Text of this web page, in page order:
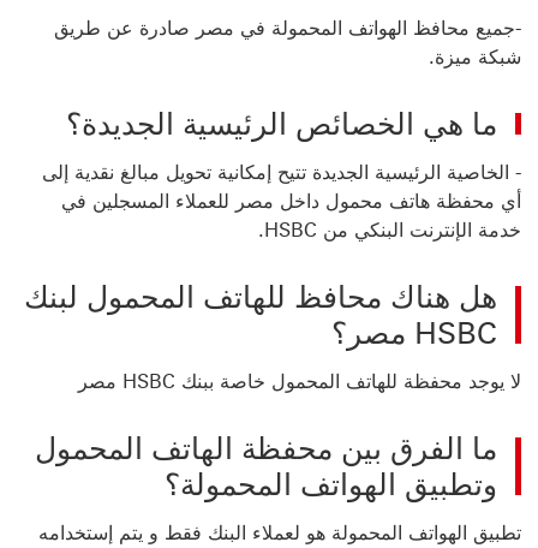
-جميع محافظ الهواتف المحمولة في مصر صادرة عن طريق
شبكة ميزة.
ما هي الخصائص الرئيسية الجديدة؟
- الخاصية الرئيسية الجديدة تتيح إمكانية تحويل مبالغ نقدية إلى
أي محفظة هاتف محمول داخل مصر للعملاء المسجلين في
خدمة الإنترنت البنكي من HSBC.
هل هناك محافظ للهاتف المحمول لبنك
HSBC مصر؟
لا يوجد محفظة للهاتف المحمول خاصة ببنك HSBC مصر
ما الفرق بين محفظة الهاتف المحمول
وتطبيق الهواتف المحمولة؟
تطبيق الهواتف المحمولة هو لعملاء البنك فقط و يتم إستخدامه